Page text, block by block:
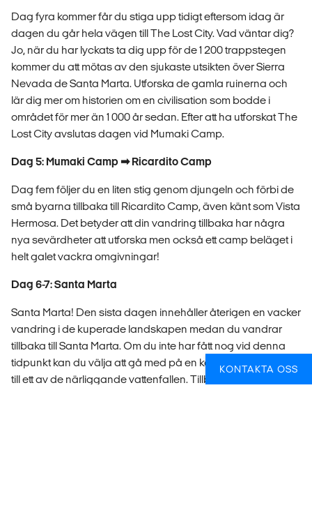
Dag fyra kommer får du stiga upp tidigt eftersom idag är
dagen du går hela vägen till The Lost City. Vad väntar dig?
Jo, när du har lyckats ta dig upp för de 1 200 trappstegen
kommer du att mötas av den sjukaste utsikten över Sierra
Nevada de Santa Marta. Utforska de gamla ruinerna och
lär dig mer om historien om en civilisation som bodde i
området för mer än 1 000 år sedan. Efter att ha utforskat The
Lost City avslutas dagen vid Mumaki Camp.
Dag 5: Mumaki Camp ➡ Ricardito Camp
Dag fem följer du en liten stig genom djungeln och förbi de
små byarna tillbaka till Ricardito Camp, även känt som Vista
Hermosa. Det betyder att din vandring tillbaka har några
nya sevärdheter att utforska men också ett camp beläget i
helt galet vackra omgivningar!
Dag 6-7: Santa Marta
Santa Marta! Den sista dagen innehåller återigen en vacker
vandring i de kuperade landskapen medan du vandrar
tillbaka till Santa Marta. Om du inte har fått nog vid denna
tidpunkt kan du välja att gå med på en kortare vandringstur
till ett av de närliggande vattenfallen. Tillbaka i Santa Marta
KONTAKTA OSS